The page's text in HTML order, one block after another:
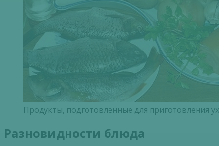
Продукты, подготовленные для приготовления
Разновидности блюда